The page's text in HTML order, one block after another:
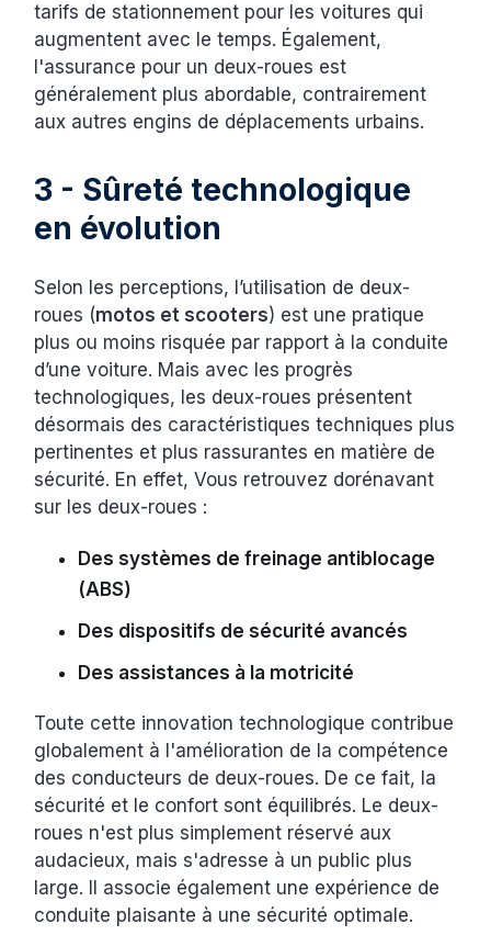
tarifs de stationnement pour les voitures qui
augmentent avec le temps. Également,
l'assurance pour un deux-roues est
généralement plus abordable, contrairement
aux autres engins de déplacements urbains.
3 - Sûreté technologique
en évolution
Selon les perceptions, l’utilisation de deux-
roues (motos et scooters) est une pratique
plus ou moins risquée par rapport à la conduite
d’une voiture. Mais avec les progrès
technologiques, les deux-roues présentent
désormais des caractéristiques techniques plus
pertinentes et plus rassurantes en matière de
sécurité. En effet, Vous retrouvez dorénavant
sur les deux-roues :
Des systèmes de freinage antiblocage
(ABS)
Des dispositifs de sécurité avancés
Des assistances à la motricité
Toute cette innovation technologique contribue
globalement à l'amélioration de la compétence
des conducteurs de deux-roues. De ce fait, la
sécurité et le confort sont équilibrés. Le deux-
roues n'est plus simplement réservé aux
audacieux, mais s'adresse à un public plus
large. Il associe également une expérience de
conduite plaisante à une sécurité optimale.